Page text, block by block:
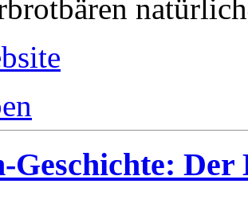
Geschichte: Der